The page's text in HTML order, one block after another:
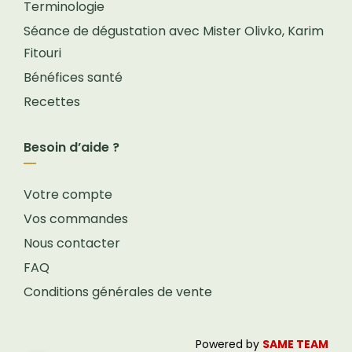
Terminologie
Séance de dégustation avec Mister Olivko, Karim
Fitouri
Bénéfices santé
Recettes
Besoin d’aide ?
Votre compte
Vos commandes
Nous contacter
FAQ
Conditions générales de vente
Powered by SAME TEAM